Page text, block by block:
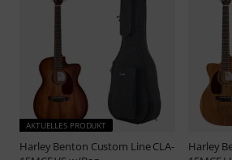
AKTUELLES PRODUKT
Harley Benton Custom Line CLA-
Harley